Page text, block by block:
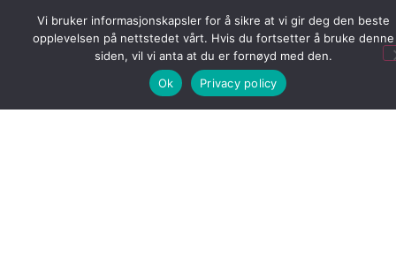
Light Hold
Spray Wax
Vi bruker informasjonskapsler for å sikre at vi gir deg den beste
opplevelsen på nettstedet vårt. Hvis du fortsetter å bruke denne
siden, vil vi anta at du er fornøyd med den.
Ok
Privacy policy